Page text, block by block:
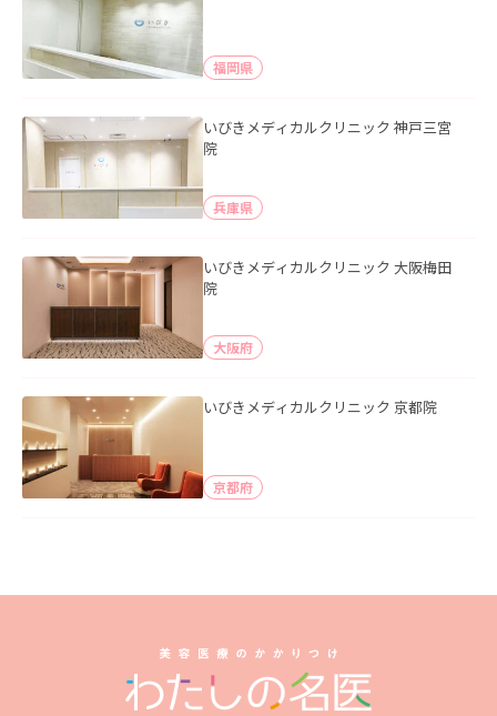
福岡県
いびきメディカルクリニック 神戸三宮
院
兵庫県
いびきメディカルクリニック 大阪梅田
院
大阪府
いびきメディカルクリニック 京都院
京都府